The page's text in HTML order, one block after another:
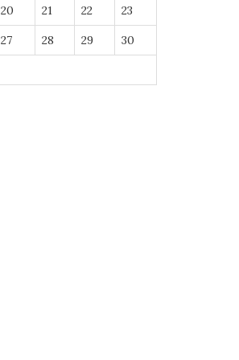
20 21 22 23
27 28 29 30